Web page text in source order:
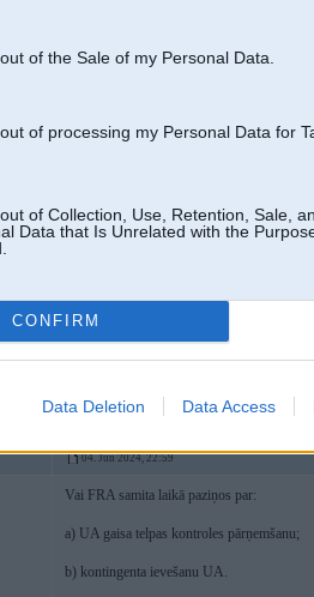
of the Sale of my Personal Data.
of processing my Personal Data for
of Collection, Use, Retention, Sale,
Data that Is Unrelated with the
CONFIRM
Data Deletion Data Access
Izskatās,ka atļauja fist pa
Drīzāk šis atkal ir testiņš
Nu baigie zinātnieki
Tieši tā - beigās izrādījās ka lielos ciparos
04. Jun 2024, 22:59
Vai FRA samita laikā paziņos par:
a) UA gaisa telpas kontroles pārņemšanu;
b) kontingenta ievešanu UA.